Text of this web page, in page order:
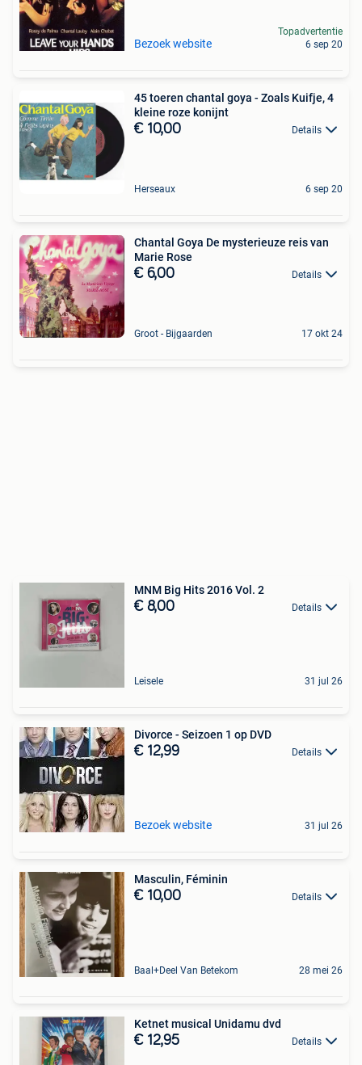
Bezoek website
Topadvertentie
6 sep 20
45 toeren chantal goya - Zoals Kuifje, 4
kleine roze konijnt
€ 10,00 Details
Herseaux 6 sep 20
Chantal Goya De mysterieuze reis van
Marie Rose
€ 6,00 Details
Groot - Bijgaarden 17 okt 24
MNM Big Hits 2016 Vol. 2
€ 8,00 Details
Leisele 31 jul 26
Divorce - Seizoen 1 op DVD
€ 12,99 Details
Bezoek website 31 jul 26
Masculin, Féminin
€ 10,00 Details
Baal+Deel Van Betekom 28 mei 26
Ketnet musical Unidamu dvd
€ 12,95 Details